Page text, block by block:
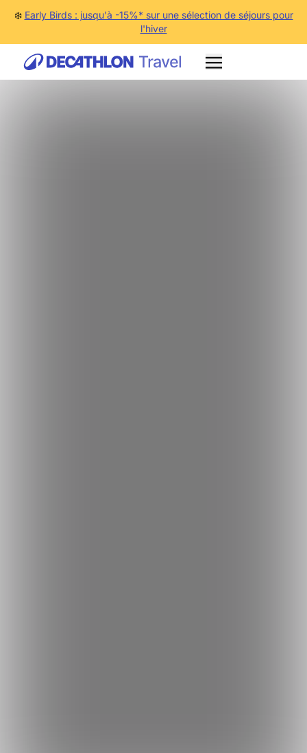
❄️ Early Birds : jusqu'à -15%* sur une sélection de séjours pour
l'hiver